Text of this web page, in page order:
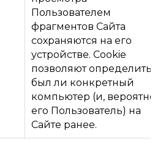
Пользователем
фрагментов Сайта
сохраняются на его
устройстве. Cookie
позволяют определить,
был ли конкретный
компьютер (и, вероятно,
его Пользователь) на
Сайте ранее.